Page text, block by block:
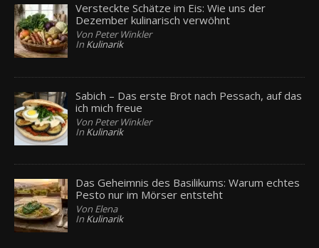
Versteckte Schätze im Eis: Wie uns der
Dezember kulinarisch verwöhnt
Von Peter Winkler
In Kulinarik
Sabich – Das erste Brot nach Pessach, auf das
ich mich freue
Von Peter Winkler
In Kulinarik
Das Geheimnis des Basilikums: Warum echtes
Pesto nur im Mörser entsteht
Von Elena
In Kulinarik